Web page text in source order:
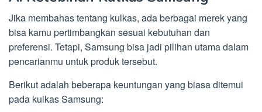
Jika membahas tentang kulkas, ada berbagai merek yang
bisa kamu pertimbangkan sesuai kebutuhan dan
preferensi. Tetapi, Samsung bisa jadi pilihan utama dalam
pencarianmu untuk produk tersebut.
Berikut adalah beberapa keuntungan yang biasa ditemui
pada kulkas Samsung: